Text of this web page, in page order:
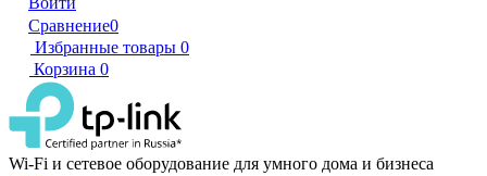
Сравнение0
Избранные товары 0
Корзина 0
Wi-Fi и сетевое оборудование для умного дома и бизнеса